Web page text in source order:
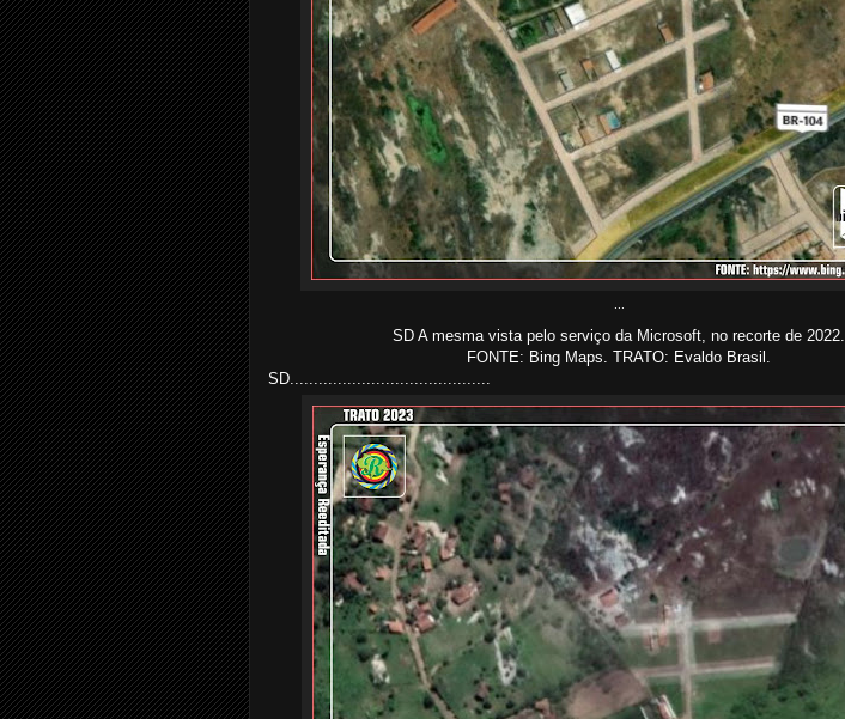
SD A mesma vista pelo serviço da Microsoft, no recorte de 2022.
FONTE: Bing Maps. TRATO: Evaldo Brasil.
SD..........................................